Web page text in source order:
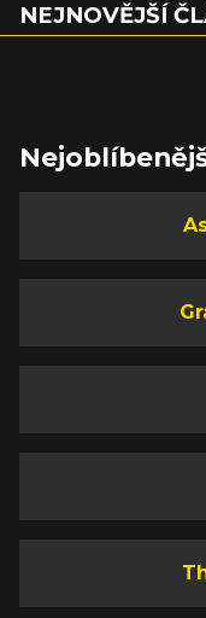
NEJNOVĚJŠÍ